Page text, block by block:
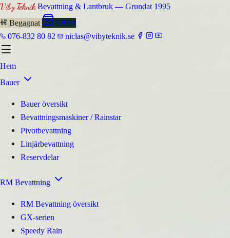
Viby TeknikBevattning & Lantbruk — Grundat 1995
Begagnat
Offert
076-832 80 82
niclas@vibyteknik.se
Hem
Bauer
Bauer översikt
Bevattningsmaskiner / Rainstar
Pivotbevattning
Linjärbevattning
Reservdelar
RM Bevattning
RM Bevattning översikt
GX-serien
Speedy Rain